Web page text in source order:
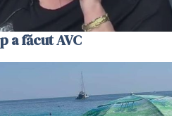
a făcut AVC